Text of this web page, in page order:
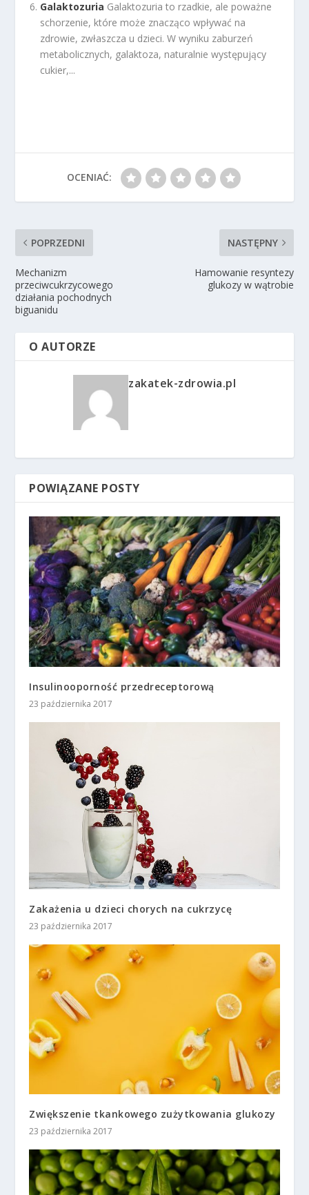
Galaktozuria Galaktozuria to rzadkie, ale poważne
schorzenie, które może znacząco wpływać na
zdrowie, zwłaszcza u dzieci. W wyniku zaburzeń
metabolicznych, galaktoza, naturalnie występujący
cukier,...
OCENIAĆ:
POPRZEDNI
Mechanizm
przeciwcukrzycowego
działania pochodnych
biguanidu
NASTĘPNY
Hamowanie resyntezy
glukozy w wątrobie
O AUTORZE
zakatek-zdrowia.pl
POWIĄZANE POSTY
Insulinooporność przedreceptorową
23 października 2017
Zakażenia u dzieci chorych na cukrzycę
23 października 2017
Zwiększenie tkankowego zużytkowania glukozy
23 października 2017